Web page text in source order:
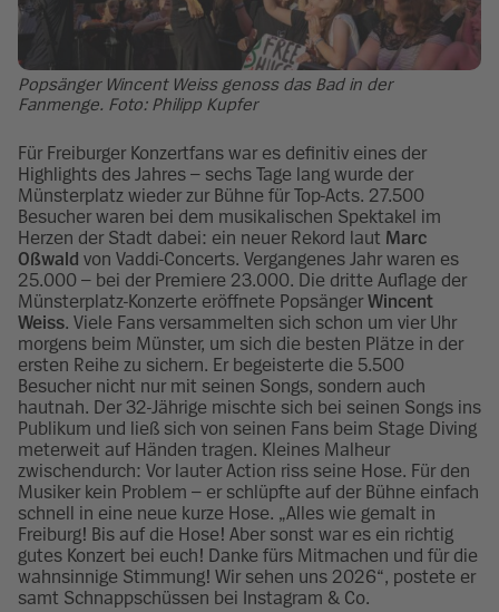
Popsänger Wincent Weiss genoss das Bad in der
Fanmenge. Foto: Philipp Kupfer
Für Freiburger Konzertfans war es definitiv eines der
Highlights des Jahres – sechs Tage lang wurde der
Münsterplatz wieder zur Bühne für Top-Acts. 27.500
Besucher waren bei dem musikalischen Spektakel im
Herzen der Stadt dabei: ein neuer Rekord laut Marc
Oßwald von Vaddi-Concerts. Vergangenes Jahr waren es
25.000 – bei der Premiere 23.000. Die dritte Auflage der
Münsterplatz-Konzerte eröffnete PopsängerWincent
Weiss. Viele Fans versammelten sich schon um vier Uhr
morgens beim Münster, um sich die besten Plätze in der
ersten Reihe zu sichern. Er begeisterte die 5.500
Besucher nicht nur mit seinen Songs, sondern auch
hautnah. Der 32-Jährige mischte sich bei seinen Songs ins
Publikum und ließ sich von seinen Fans beim Stage Diving
meterweit auf Händen tragen. Kleines Malheur
zwischendurch: Vor lauter Action riss seine Hose. Für den
Musiker kein Problem – er schlüpfte auf der Bühne einfach
schnell in eine neue kurze Hose. „Alles wie gemalt in
Freiburg! Bis auf die Hose! Aber sonst war es ein richtig
gutes Konzert bei euch! Danke fürs Mitmachen und für die
wahnsinnige Stimmung! Wir sehen uns 2026“, postete er
samt Schnappschüssen bei Instagram & Co.